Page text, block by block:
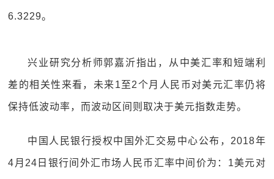
6.3229。
兴业研究分析师郭嘉沂指出，从中美汇率和短端利
差的相关性来看，未来1至2个月人民币对美元汇率仍将
保持低波动率，而波动区间则取决于美元指数走势。
中国人民银行授权中国外汇交易中心公布，2018年
4月24日银行间外汇市场人民币汇率中间价为：1美元对